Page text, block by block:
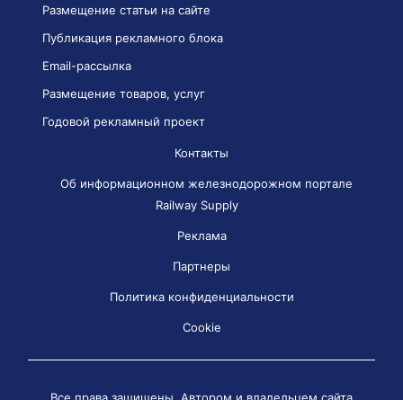
Размещение статьи на сайте
Публикация рекламного блока
Email-рассылка
Размещение товаров, услуг
Годовой рекламный проект
Контакты
Об информационном железнодорожном портале
Railway Supply
Реклама
Партнеры
Политика конфиденциальности
Cookie
Все права защищены. Автором и владельцем сайта